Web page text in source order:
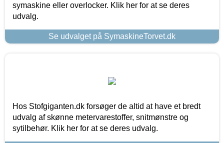
symaskine eller overlocker. Klik her for at se deres
udvalg.
Se udvalget på SymaskineTorvet.dk
Hos Stofgiganten.dk forsøger de altid at have et bredt
udvalg af skønne metervarestoffer, snitmønstre og
sytilbehør. Klik her for at se deres udvalg.